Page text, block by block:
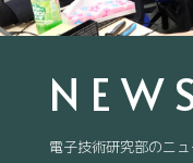
電子技術研究部のニ